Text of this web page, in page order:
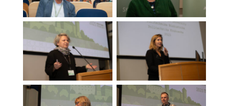
Brak podpisu Brak podpisu